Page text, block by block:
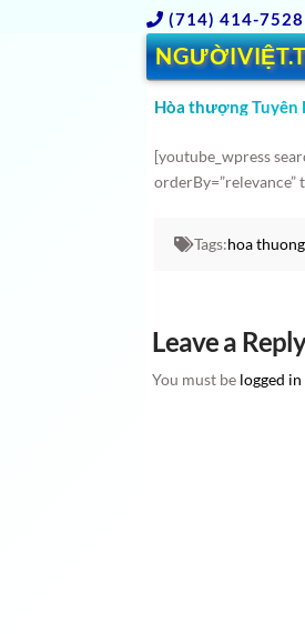
(714) 414-7528
Hòa thượng Tuyên
[youtube_wpress
orderBy=”relevance”
Tags:hoa thuong
Leave a
You must be logged in